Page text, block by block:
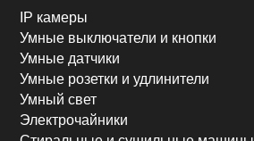
IP камеры
Умные выключатели и кнопки
Умные датчики
Умные розетки и удлинители
Умный свет
Электрочайники